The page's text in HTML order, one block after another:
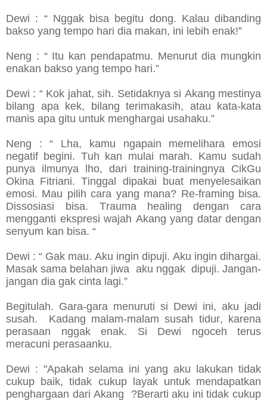
Dewi : “ Nggak bisa begitu dong. Kalau dibanding
bakso yang tempo hari dia makan, ini lebih enak!”
Neng : “ Itu kan pendapatmu. Menurut dia mungkin
enakan bakso yang tempo hari.”
Dewi : “ Kok jahat, sih. Setidaknya si Akang mestinya
bilang apa kek, bilang terimakasih, atau kata-kata
manis apa gitu untuk menghargai usahaku.”
Neng : “ Lha, kamu ngapain memelihara emosi
negatif begini. Tuh kan mulai marah. Kamu sudah
punya ilmunya lho, dari training-trainingnya CikGu
Okina Fitriani. Tinggal dipakai buat menyelesaikan
emosi. Mau pilih cara yang mana? Re-framing bisa.
Dissosiasi bisa. Trauma healing dengan cara
mengganti ekspresi wajah Akang yang datar dengan
senyum kan bisa. “
Dewi : “ Gak mau. Aku ingin dipuji. Aku ingin dihargai.
Masak sama belahan jiwa aku nggak dipuji. Jangan-
jangan dia gak cinta lagi.”
Begitulah. Gara-gara menuruti si Dewi ini, aku jadi
susah. Kadang malam-malam susah tidur, karena
perasaan nggak enak. Si Dewi ngoceh terus
meracuni perasaanku.
Dewi : "Apakah selama ini yang aku lakukan tidak
cukup baik, tidak cukup layak untuk mendapatkan
penghargaan dari Akang ?Berarti aku ini tidak cukup